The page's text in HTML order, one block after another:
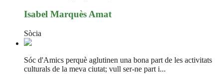
Isabel Marquès Amat
Sòcia
Sóc d'Amics perquè aglutinen una bona part de les activitats
culturals de la meva ciutat; vull ser-ne part i...